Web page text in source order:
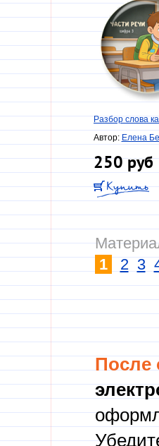
Разбор слова
Автор: Елена
250 руб
1
2 3
После